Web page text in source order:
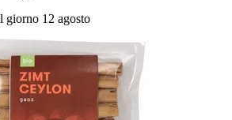
giorno 12 agosto